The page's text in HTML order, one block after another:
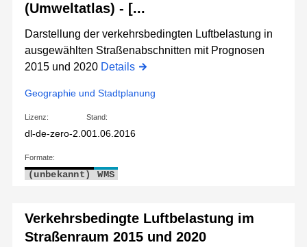
(Umweltatlas) - [...
Darstellung der verkehrsbedingten Luftbelastung in
ausgewählten Straßenabschnitten mit Prognosen
2015 und 2020 Details
Geographie und Stadtplanung
Lizenz:
dl-de-zero-2.0
Stand:
01.06.2016
Formate:
(unbekannt) WMS
Verkehrsbedingte Luftbelastung im
Straßenraum 2015 und 2020